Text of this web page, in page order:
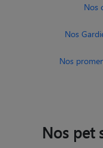
Nos
Nos
Nos
Nos pet